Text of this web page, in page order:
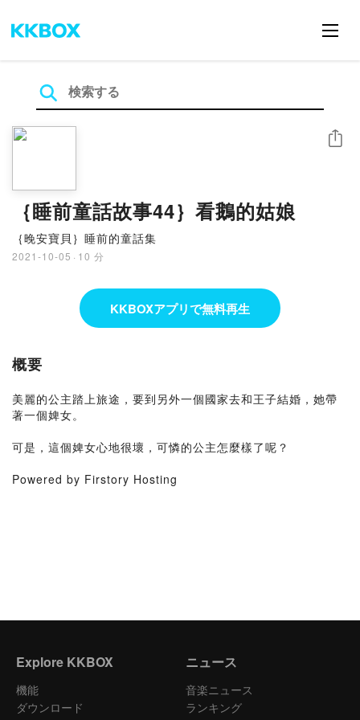
｛睡前童話故事44｝看鵝的姑娘
｛晚安寶貝｝睡前的童話集
2021-10-05 · 10 分
シェア
KKBOXアプリで無料再生
概要
美麗的公主踏上旅途，要到另外一個國家去和王子結婚，她帶
著一個婢女。
可是，這個婢女心地很壞，可憐的公主怎麼樣了呢？
Powered by Firstory Hosting
Explore KKBOX
機能
ダウンロード
ニュース
音楽ニュース
ランキング